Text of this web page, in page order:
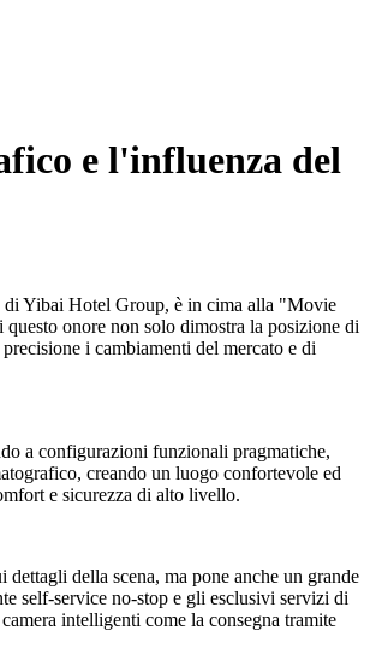
e l'influenza del
di Yibai Hotel Group, è in cima alla "Movie
onore non solo dimostra la posizione di
i cambiamenti del mercato e di
a configurazioni funzionali pragmatiche,
creando un luogo confortevole ed
e sicurezza di alto livello.
della scena, ma pone anche un grande
self-service no-stop e gli esclusivi servizi di
intelligenti come la consegna tramite